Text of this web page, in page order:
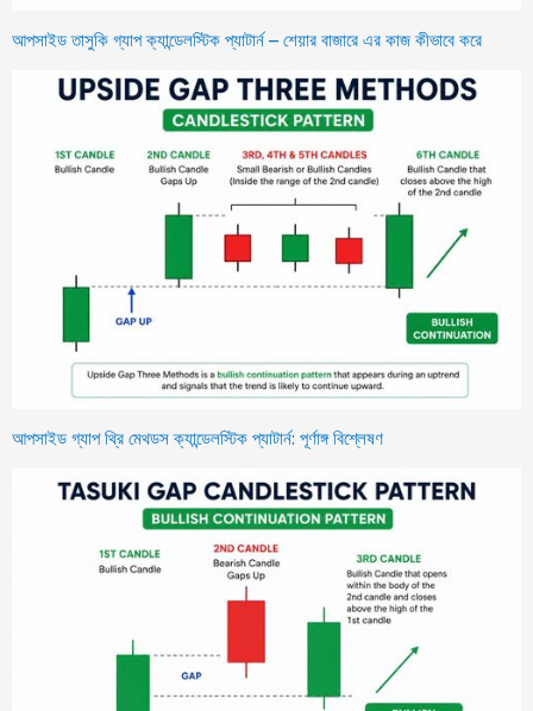
আপসাইড তাসুকি গ্যাপ ক্যান্ডেলস্টিক প্যাটার্ন – শেয়ার বাজারে এর কাজ কীভাবে করে
আপসাইড গ্যাপ থ্রি মেথডস ক্যান্ডেলস্টিক প্যাটার্ন: পূর্ণাঙ্গ বিশ্লেষণ